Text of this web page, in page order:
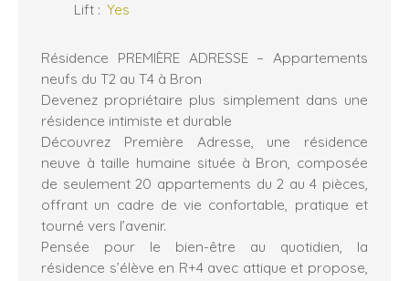
Lift : Yes
Résidence PREMIÈRE ADRESSE – Appartements
neufs du T2 au T4 à Bron
Devenez propriétaire plus simplement dans une
résidence intimiste et durable
Découvrez Première Adresse, une résidence
neuve à taille humaine située à Bron, composée
de seulement 20 appartements du 2 au 4 pièces,
offrant un cadre de vie confortable, pratique et
tourné vers l’avenir.
Pensée pour le bien-être au quotidien, la
résidence s’élève en R+4 avec attique et propose,